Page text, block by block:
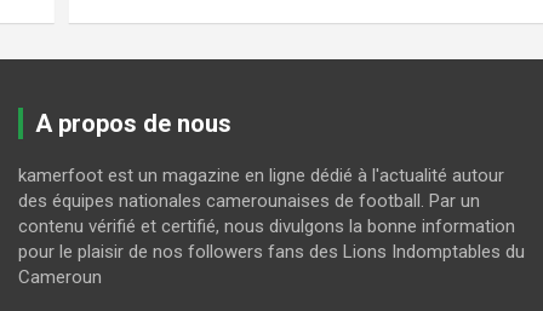
A propos de nous
kamerfoot est un magazine en ligne dédié à l'actualité autour
des équipes nationales camerounaises de football. Par un
contenu vérifié et certifié, nous divulgons la bonne information
pour le plaisir de nos followers fans des Lions Indomptables du
Cameroun